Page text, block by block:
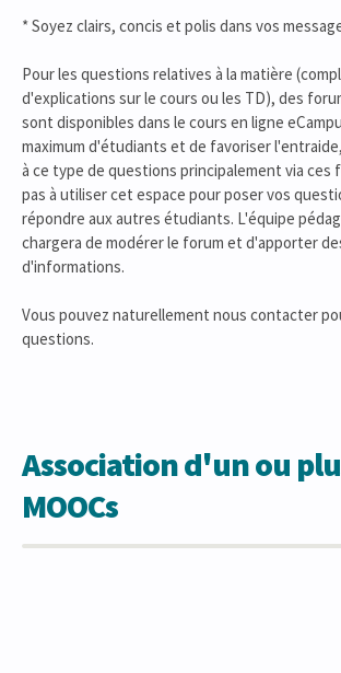
* Soyez clairs, concis et polis dans vos
Pour les questions relatives à la matière
d'explications sur le cours ou les TD), des
sont disponibles dans le cours en ligne
maximum d'étudiants et de favoriser
à ce type de questions principalement via ces
pas à utiliser cet espace pour poser vos
répondre aux autres étudiants. L'équipe
chargera de modérer le forum et d'apporter
d'informations.
Vous pouvez naturellement nous contacter
questions.
Association d'un ou
MOOCs